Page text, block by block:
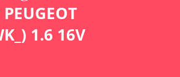
PEUGEOT
1.6 16V